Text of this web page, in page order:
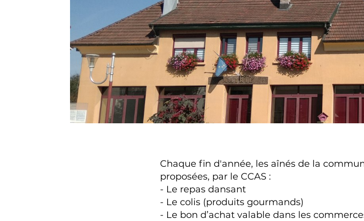
Chaque fin d'année, les aînés de la
proposées, par le CCAS :
- Le repas dansant
- Le colis (produits gourmands)
- Le bon d’achat valable dans les